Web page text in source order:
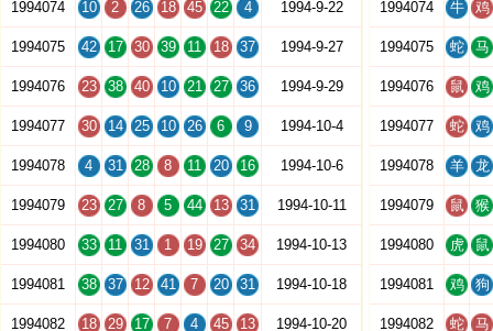
1994074 10 2 26 18 45 22 4 1994-9-22
1994075 42 17 30 39 11 18 37 1994-9-27
1994076 23 38 40 10 21 27 36 1994-9-29
1994077 30 14 25 10 26 6 9 1994-10-4
1994078 4 31 28 8 11 20 16 1994-10-6
1994079 23 27 8 5 44 13 31 1994-10-11
1994080 33 11 31 1 19 27 34 1994-10-13
1994081 38 37 12 41 7 20 31 1994-10-18
1994082 18 29 17 7 4 45 13 1994-10-20
1994074 牛 鸡
1994075 蛇 马
1994076 鼠 鸡
1994077 蛇 鸡
1994078 羊 龙
1994079 鼠 猴
1994080 虎 鼠
1994081 鸡 狗
1994082 蛇 马